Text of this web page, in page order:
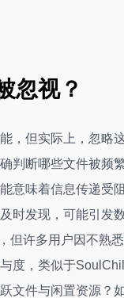
忽视？
，但实际上，忽略
判断哪些文件被频
意味着信息传递受
时发现，可能引发
但许多用户因不熟
度，类似于
文件与闲置资源？